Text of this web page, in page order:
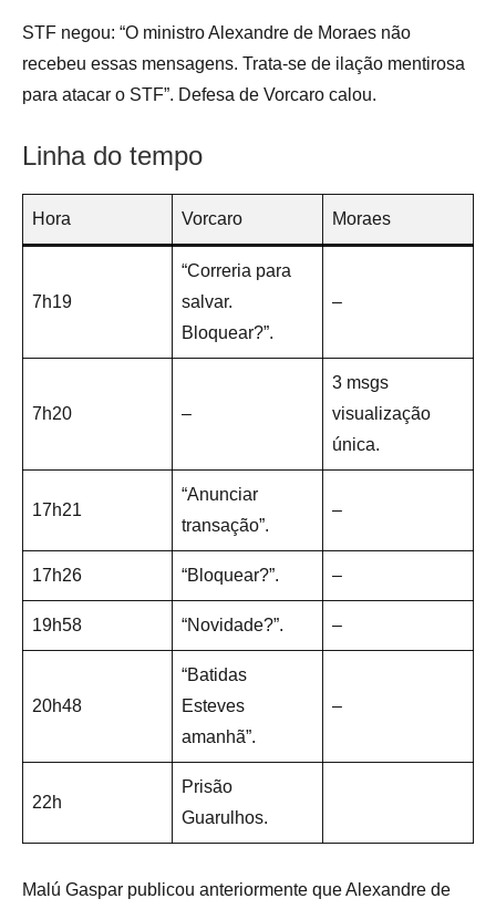
STF negou: “O ministro Alexandre de Moraes não
recebeu essas mensagens. Trata-se de ilação mentirosa
para atacar o STF”. Defesa de Vorcaro calou.
Linha do tempo
Hora Vorcaro Moraes
7h19
“Correria para
salvar.
Bloquear?”.
–
7h20 –
3 msgs
visualização
única.
17h21
“Anunciar
transação”.
–
17h26 “Bloquear?”. –
19h58 “Novidade?”. –
20h48
“Batidas
Esteves
amanhã”.
–
22h
Prisão
Guarulhos.
Malú Gaspar publicou anteriormente que Alexandre de